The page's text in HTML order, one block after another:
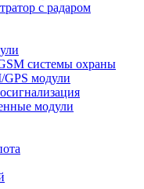
с радаром
системы охраны
GPS модули
модули